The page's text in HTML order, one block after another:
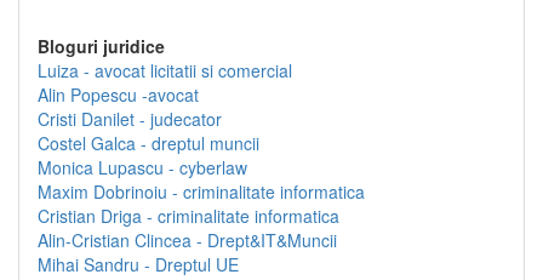
Bloguri juridice
Luiza - avocat licitatii si comercial
Alin Popescu -avocat
Cristi Danilet - judecator
Costel Galca - dreptul muncii
Monica Lupascu - cyberlaw
Maxim Dobrinoiu - criminalitate informatica
Cristian Driga - criminalitate informatica
Alin-Cristian Clincea - Drept&IT&Muncii
Mihai Sandru - Dreptul UE